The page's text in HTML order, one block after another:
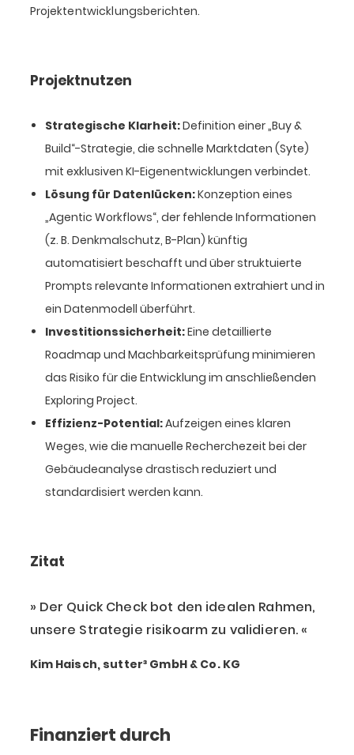
Projektentwicklungsberichten.
Projektnutzen
Strategische Klarheit:Definition einer „Buy &
Build“-Strategie, die schnelle Marktdaten (Syte)
mit exklusiven KI-Eigenentwicklungen verbindet.
Lösung für Datenlücken:Konzeption eines
„Agentic Workflows“, der fehlende Informationen
(z. B. Denkmalschutz, B-Plan) künftig
automatisiert beschafft und über struktuierte
Prompts relevante Informationen extrahiert und in
ein Datenmodell überführt.
Investitionssicherheit:Eine detaillierte
Roadmap und Machbarkeitsprüfung minimieren
das Risiko für die Entwicklung im anschließenden
Exploring Project.
Effizienz-Potential:Aufzeigen eines klaren
Weges, wie die manuelle Recherchezeit bei der
Gebäudeanalyse drastisch reduziert und
standardisiert werden kann.
Zitat
Der Quick Check bot den idealen Rahmen,
unsere Strategie risikoarm zu validieren.
Kim Haisch, sutter³ GmbH & Co. KG
Finanziert durch